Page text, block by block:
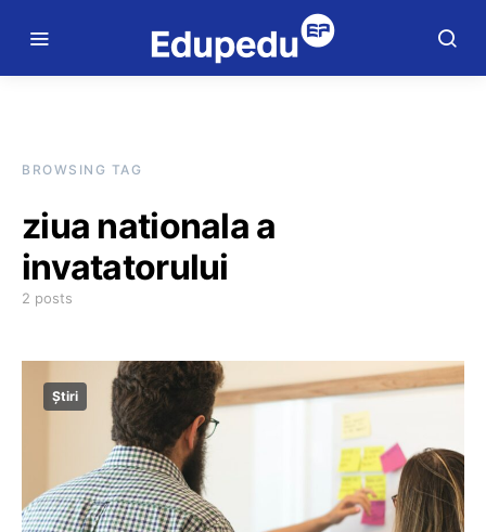
BROWSING TAG
ziua nationala a
invatatorului
2 posts
Știri